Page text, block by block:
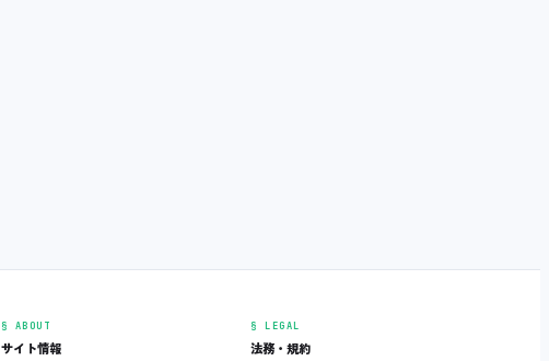
§ ABOUT
サイト情報
§ LEGAL
法務・規約